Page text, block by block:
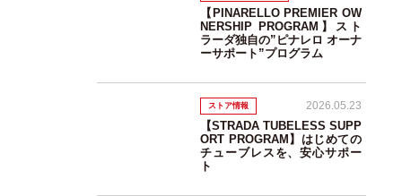
【PINARELLO PREMIER OW
NERSHIP PROGRAM】スト
ラーダ独自の”ピナレロ オーナ
ーサポート”プログラム
ストア情報 2026.05.23
【STRADA TUBELESS SUPP
ORT PROGRAM】はじめての
チューブレスを、安心サポー
ト